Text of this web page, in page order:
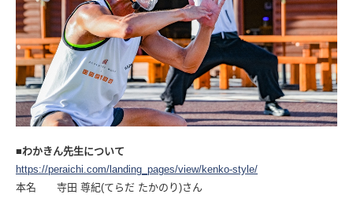
■わかきん先生について
https://peraichi.com/landing_pages/view/kenko-style/
本名 寺田 尊紀(てらだ たかのり)さん